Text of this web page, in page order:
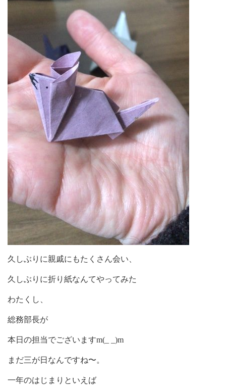
久しぶりに親戚にもたくさん会い、
久しぶりに折り紙なんてやってみた
わたくし、
総務部長が
本日の担当でございますm(_ _)m
まだ三が日なんですね〜。
一年のはじまりといえば